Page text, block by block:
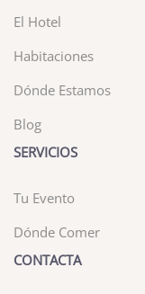
El Hotel
Habitaciones
Dónde Estamos
Blog
SERVICIOS
Tu Evento
Dónde Comer
CONTACTA